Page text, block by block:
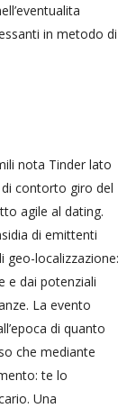
in metodo di
nota Tinder lato
contorto giro del
agile al dating.
di emittenti
geo-localizzazione:
e dai potenziali
La evento
di quanto
che mediante
te lo
Una